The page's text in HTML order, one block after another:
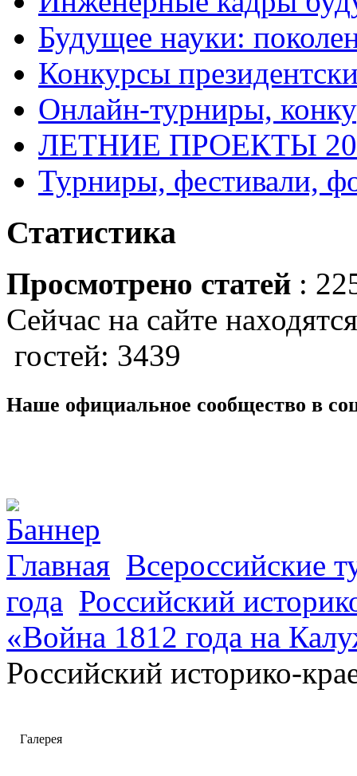
Будущее науки:
Конкурсы
Онлайн-турниры,
ЛЕТНИЕ ПРОЕКТЫ
Турниры, фестивали,
Статистика
Просмотрено статей :
Сейчас на сайте
гостей: 3439
Наше официальное сообщество в
Главная Всероссийские
года Российский
«Война 1812 года на
Российский историко-
Галерея